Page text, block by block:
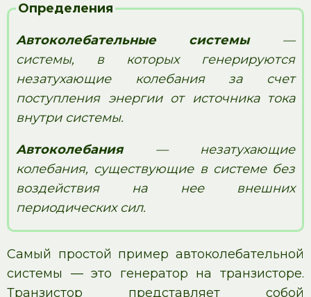
Определения
Автоколебательные системы—
системы, в которых генерируются
незатухающие колебания за счет
поступления энергии от источника тока
внутри системы.
Автоколебания— незатухающие
колебания, существующие в системе без
воздействия на нее внешних
периодических сил.
Самый простой пример автоколебательной
системы — это генератор на транзисторе.
Транзистор представляет собой